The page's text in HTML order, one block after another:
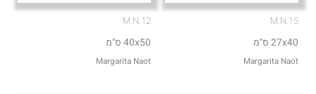
M.N.15
27x40 ס"מ
Margarita Naot
M.N.12
40x50 ס"מ
Margarita Naot